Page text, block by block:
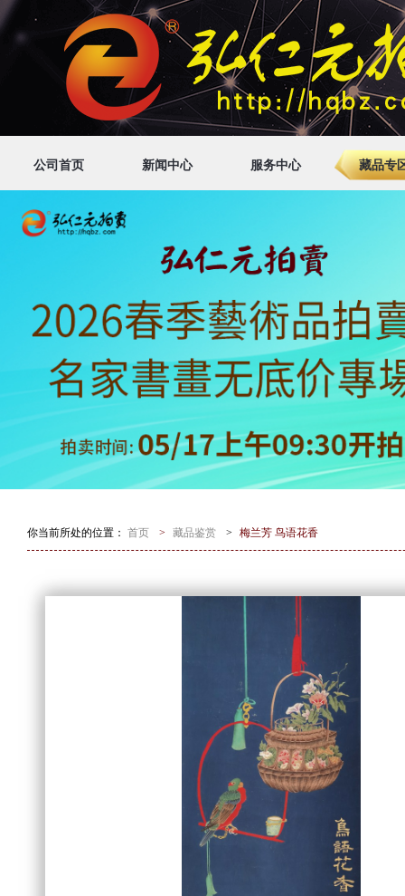
公司首页 新闻中心 服务中心 藏品专
你当前所处的位置： 首页 > 藏品鉴赏 > 梅兰芳 鸟语花香